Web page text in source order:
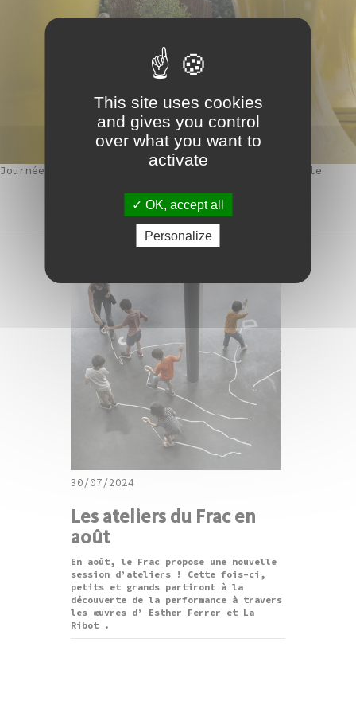
Journées du Patrimoine au Frac ©Nicolas Waltefaugle
30/07/2024
Les ateliers du Frac en
août
En août, le Frac propose une nouvelle
session d’ateliers ! Cette fois-ci,
petits et grands partiront à la
découverte de la performance à travers
les œuvres d’ Esther Ferrer et La
Ribot .
This site uses cookies
and gives you control
over what you want to
activate
OK, accept all
Personalize